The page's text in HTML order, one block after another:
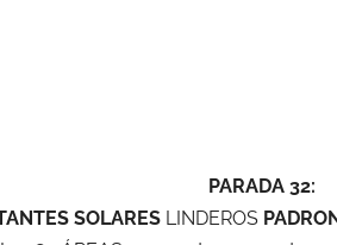
PARADA 32:
SOLARESLINDEROS